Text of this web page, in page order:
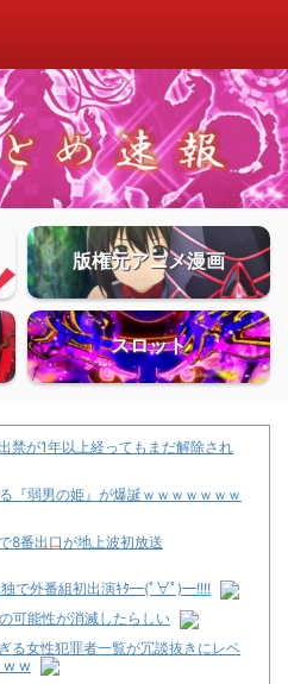
版権元アニメ漫画
スロット
禁が1年以上経ってもまだ解除され
『弱男の姫』が爆誕ｗｗｗｗｗｗｗ
8番出口が地上波初放送
独で外番組初出演ｷﾀ━(ﾟ∀ﾟ)━!!!!
可能性が消滅したらしい
る女性犯罪者一覧が冗談抜きにレベ
w w